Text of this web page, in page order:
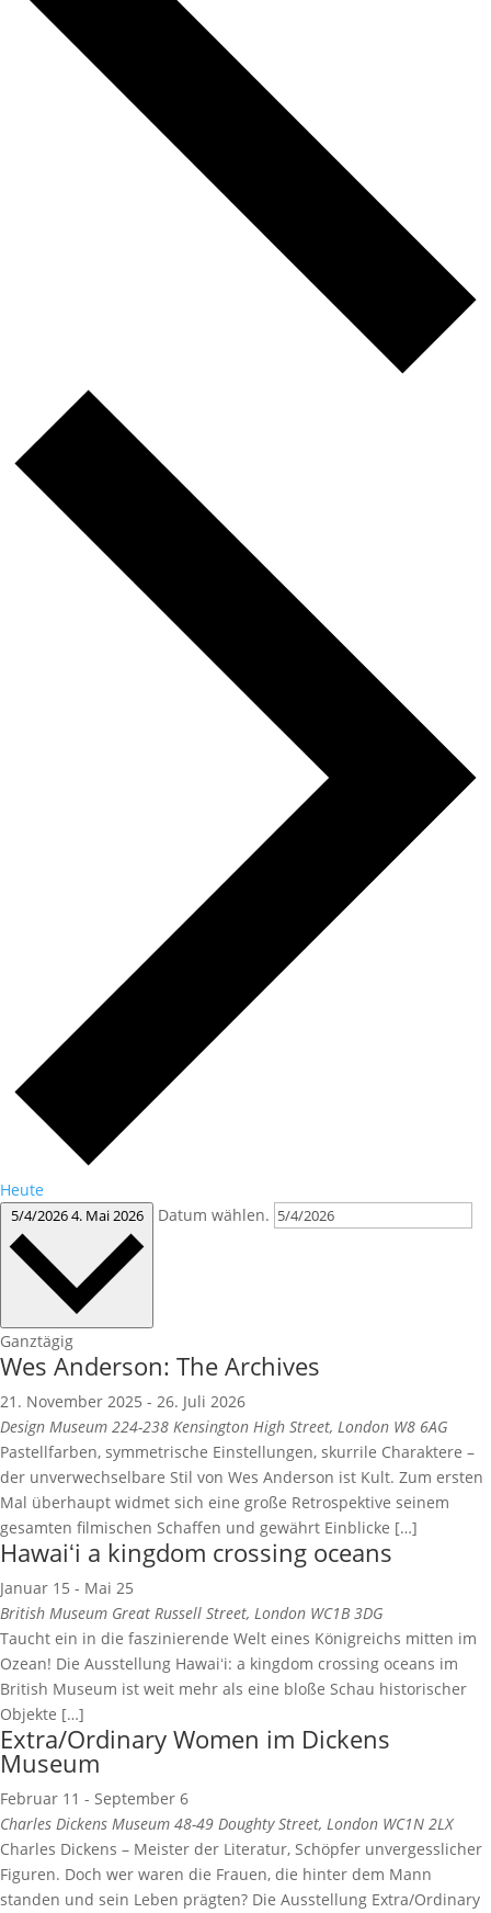
Heute
5/4/20264. Mai 2026 Datum wählen.
Ganztägig
Wes Anderson: The Archives
21. November 2025 - 26. Juli 2026
Design Museum 224-238 Kensington High Street, London W8 6AG
Pastellfarben, symmetrische Einstellungen, skurrile Charaktere –
der unverwechselbare Stil von Wes Anderson ist Kult. Zum ersten
Mal überhaupt widmet sich eine große Retrospektive seinem
gesamten filmischen Schaffen und gewährt Einblicke […]
Hawaiʻi a kingdom crossing oceans
Januar 15 - Mai 25
British Museum Great Russell Street, London WC1B 3DG
Taucht ein in die faszinierende Welt eines Königreichs mitten im
Ozean! Die Ausstellung Hawaiʻi: a kingdom crossing oceans im
British Museum ist weit mehr als eine bloße Schau historischer
Objekte […]
Extra/Ordinary Women im Dickens
Museum
Februar 11 - September 6
Charles Dickens Museum 48-49 Doughty Street, London WC1N 2LX
Charles Dickens – Meister der Literatur, Schöpfer unvergesslicher
Figuren. Doch wer waren die Frauen, die hinter dem Mann
standen und sein Leben prägten? Die Ausstellung Extra/Ordinary